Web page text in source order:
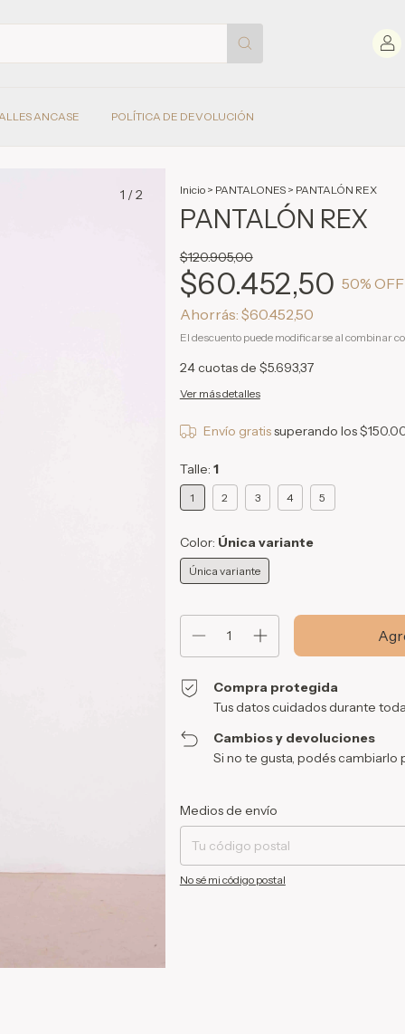
ANCASE POLÍTICA DE DEVOLUCIÓN
1 /2 Inicio > PANTALONES > PANTALÓN REX
PANTALÓN REX
$120.905,00
$60.452,50 50% OFF
Ahorrás: $60.452,50
El descuento puede modificarse al combinar
24cuotas de $5.693,37
Ver más detalles
Envío gratissuperando los
Talle: 1
1 2 3 4 5
Color: Única variante
Única variante
Compra protegida
Tus datos cuidados durante
Cambios y devoluciones
Si no te gusta, podés cambiarlo
Entregas para el CP:
Medios de envío
No sé mi código postal